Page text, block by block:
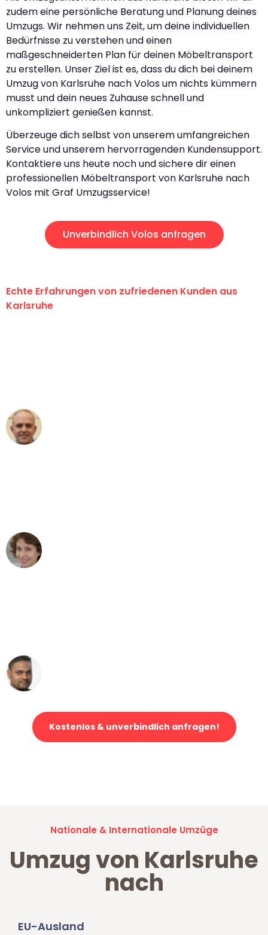
zudem eine persönliche Beratung und Planung deines
Umzugs. Wir nehmen uns Zeit, um deine individuellen
Bedürfnisse zu verstehen und einen
maßgeschneiderten Plan für deinen Möbeltransport
zu erstellen. Unser Ziel ist es, dass du dich bei deinem
Umzug von Karlsruhe nach Volos um nichts kümmern
musst und dein neues Zuhause schnell und
unkompliziert genießen kannst.
Überzeuge dich selbst von unserem umfangreichen
Service und unserem hervorragenden Kundensupport.
Kontaktiere uns heute noch und sichere dir einen
professionellen Möbeltransport von Karlsruhe nach
Volos mit Graf Umzugsservice!
Unverbindlich Volos anfragen
Echte Erfahrungen von zufriedenen Kunden aus
Karlsruhe
Kostenlos & unverbindlich anfragen!
Nationale & Internationale Umzüge
Umzug von Karlsruhe
nach
EU-Ausland